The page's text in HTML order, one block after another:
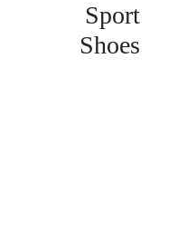
Sport
Shoes